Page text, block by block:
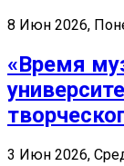
8 Июн 2026,
«Время
3 Июн 2026,